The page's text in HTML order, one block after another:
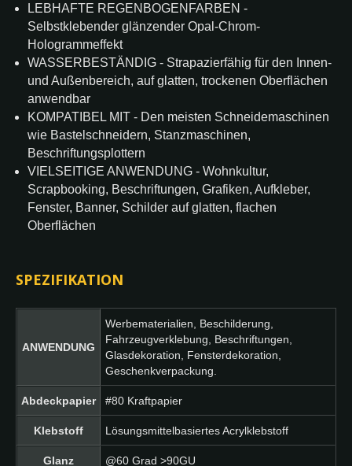
LEBHAFTE REGENBOGENFARBEN -
Selbstklebender glänzender Opal-Chrom-
Hologrammeffekt
WASSERBESTÄNDIG - Strapazierfähig für den Innen-
und Außenbereich, auf glatten, trockenen Oberflächen
anwendbar
KOMPATIBEL MIT - Den meisten Schneidemaschinen
wie Bastelschneidern, Stanzmaschinen,
Beschriftungsplottern
VIELSEITIGE ANWENDUNG - Wohnkultur,
Scrapbooking, Beschriftungen, Grafiken, Aufkleber,
Fenster, Banner, Schilder auf glatten, flachen
Oberflächen
SPEZIFIKATION
ANWENDUNG
Werbematerialien, Beschilderung,
Fahrzeugverklebung, Beschriftungen,
Glasdekoration, Fensterdekoration,
Geschenkverpackung.
Abdeckpapier #80 Kraftpapier
Klebstoff Lösungsmittelbasiertes Acrylklebstoff
Glanz @60 Grad >90GU